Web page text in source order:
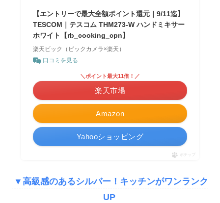
【エントリーで最大全額ポイント還元｜9/11迄】
TESCOM｜テスコム THM273-W ハンドミキサー
ホワイト【rb_cooking_cpn】
楽天ビック（ビックカメラ×楽天）
口コミを見る
Amazon
＼ポイント最大11倍！／
楽天市場
Yahooショッピング
ポチップ
▼ 高級感のあるシルバー！キッチンがワンランク
UP